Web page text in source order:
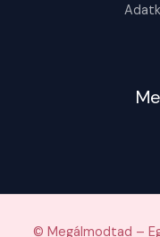
© Megálmodtad –